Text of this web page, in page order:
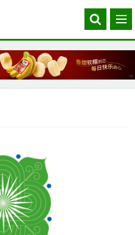
Search
our
菜
单